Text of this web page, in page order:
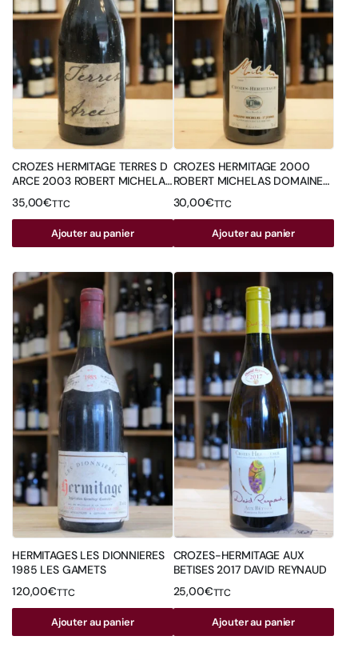
CROZES HERMITAGE TERRES D
ARCE 2003 ROBERT MICHELAS
DOMAINE SAINT JEMMS
35,00€TTC
Ajouter au panier
CROZES HERMITAGE 2000
ROBERT MICHELAS DOMAINE
SAINT JEMMS
30,00€TTC
Ajouter au panier
HERMITAGES LES DIONNIERES
1985 LES GAMETS
120,00€TTC
Ajouter au panier
CROZES-HERMITAGE AUX
BETISES 2017 DAVID REYNAUD
25,00€TTC
Ajouter au panier